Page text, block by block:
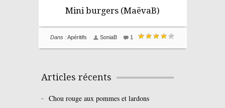
Mini burgers (MaëvaB)
1
SoniaB
Dans : Apéritifs
Articles récents
Chou rouge aux pommes et lardons